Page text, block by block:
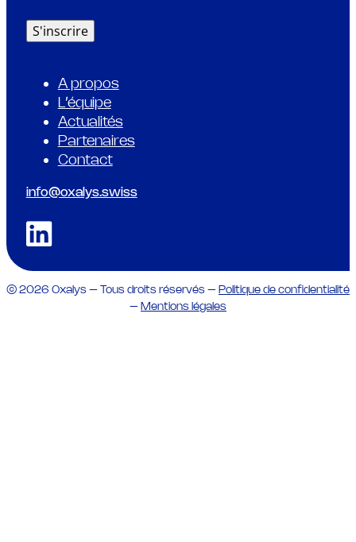
A propos
L’équipe
Actualités
Partenaires
Contact
info@oxalys.swiss
© 2026 Oxalys – Tous droits réservés – Politique de confidentialité
– Mentions légales